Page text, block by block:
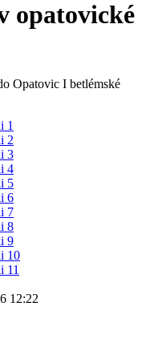
opatovické
Opatovic I betlémské
12:22